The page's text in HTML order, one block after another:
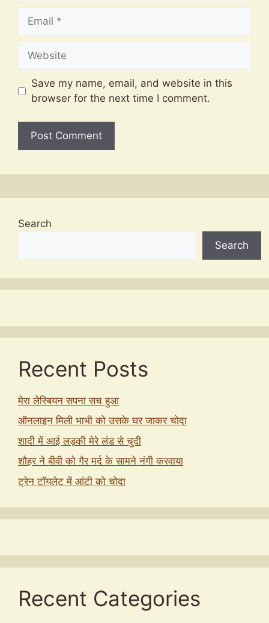
Email
Website
Save my name, email, and website in this
browser for the next time I comment.
Search
Search
Recent Posts
मेरा लेस्बियन सपना सच हुआ
ऑनलाइन मिली भाभी को उसके घर जाकर चोदा
शादी में आई लड़की मेरे लंड से चुदी
शौहर ने बीवी को गैर मर्द के सामने नंगी करवाया
ट्रेन टॉयलेट में आंटी को चोदा
Recent Categories